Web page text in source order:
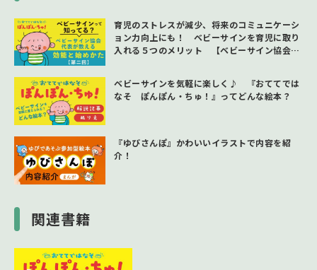
育児のストレスが減少、将来のコミュニケーシ
ョン力向上にも！ ベビーサインを育児に取り
入れる５つのメリット 【ベビーサイン協会代
ベビーサインを気軽に楽しく♪ 『おててでは
なそ ぽんぽん・ちゅ！』ってどんな絵本？
『ゆびさんぽ』かわいいイラストで内容を紹
介！
関連書籍